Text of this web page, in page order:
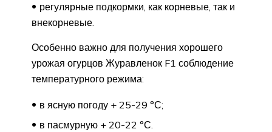
регулярные подкормки, как корневые, так и
внекорневые.
Особенно важно для получения хорошего
урожая огурцов Журавленок F1 соблюдение
температурного режима:
в ясную погоду + 25-29 °С;
в пасмурную + 20-22 °С.